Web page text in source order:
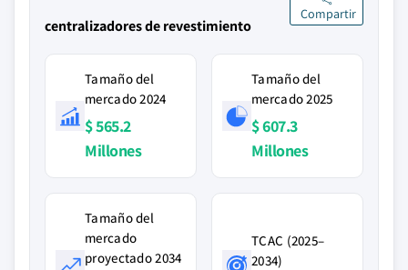
centralizadores de revestimiento
Compartir
Tamaño del
mercado 2024
$ 565.2
Millones
Tamaño del
mercado 2025
$ 607.3
Millones
Tamaño del
mercado
proyectado 2034
TCAC (2025–
2034)